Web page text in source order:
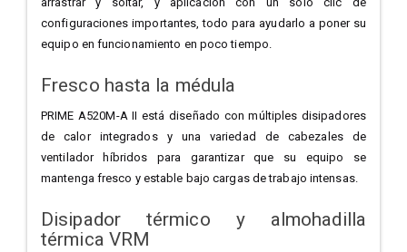
configuraciones importantes, todo para ayudarlo a poner su
equipo en funcionamiento en poco tiempo.
Fresco hasta la médula
PRIME A520M-A II está diseñado con múltiples disipadores
de calor integrados y una variedad de cabezales de
ventilador híbridos para garantizar que su equipo se
mantenga fresco y estable bajo cargas de trabajo intensas.
Disipador térmico y almohadilla
térmica VRM